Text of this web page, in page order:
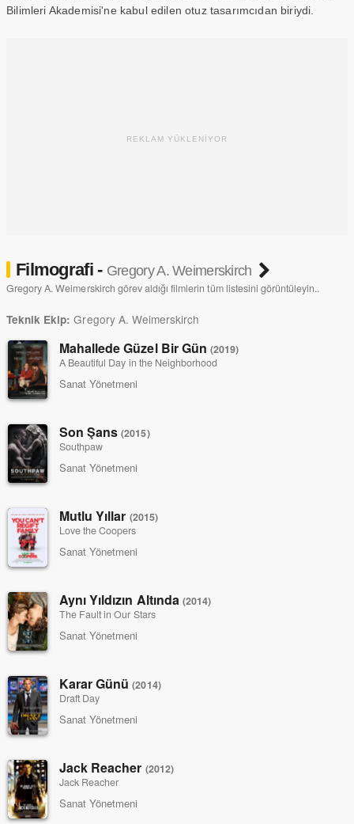
Bilimleri Akademisi'ne kabul edilen otuz tasarımcıdan biriydi.
REKLAM YÜKLENİYOR
Filmografi - Gregory A. Weimerskirch
Gregory A. Weimerskirch görev aldığı filmlerin tüm listesini görüntüleyin..
Teknik Ekip: Gregory A. Weimerskirch
Mahallede Güzel Bir Gün (2019)
A Beautiful Day in the Neighborhood
Sanat Yönetmeni
Son Şans(2015)
Southpaw
Sanat Yönetmeni
Mutlu Yıllar (2015)
Love the Coopers
Sanat Yönetmeni
Aynı Yıldızın Altında (2014)
The Fault in Our Stars
Sanat Yönetmeni
Karar Günü(2014)
Draft Day
Sanat Yönetmeni
Jack Reacher (2012)
Jack Reacher
Sanat Yönetmeni